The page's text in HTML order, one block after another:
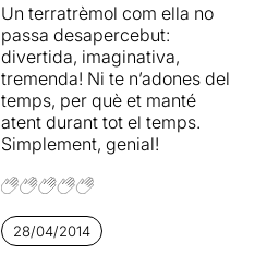
Un terratrèmol com ella no
passa desapercebut:
divertida, imaginativa,
tremenda! Ni te n’adones del
temps, per què et manté
atent durant tot el temps.
Simplement, genial!
28/04/2014